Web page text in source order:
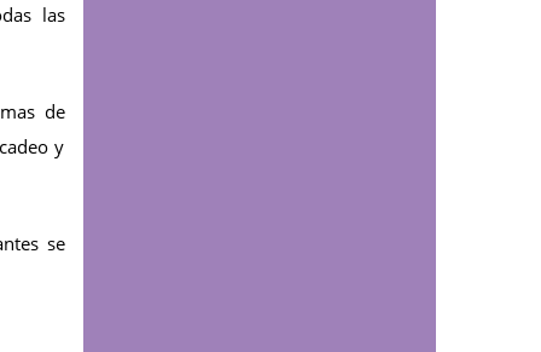
las
de
y
se